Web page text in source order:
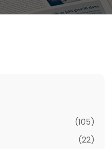
(105)
(22)